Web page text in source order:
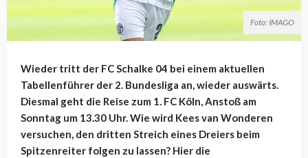
Foto: IMAGO
Wieder tritt der FC Schalke 04 bei einem aktuellen
Tabellenführer der 2. Bundesliga an, wieder auswärts.
Diesmal geht die Reise zum 1. FC Köln, Anstoß am
Sonntag um 13.30 Uhr. Wie wird Kees van Wonderen
versuchen, den dritten Streich eines Dreiers beim
Spitzenreiter folgen zu lassen? Hier die